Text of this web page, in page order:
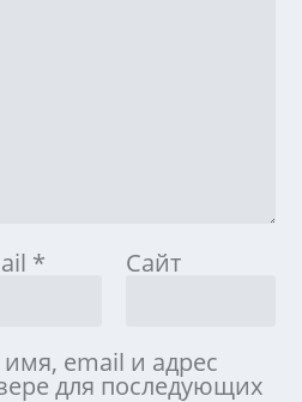
* Сайт
email и адрес
для последующих